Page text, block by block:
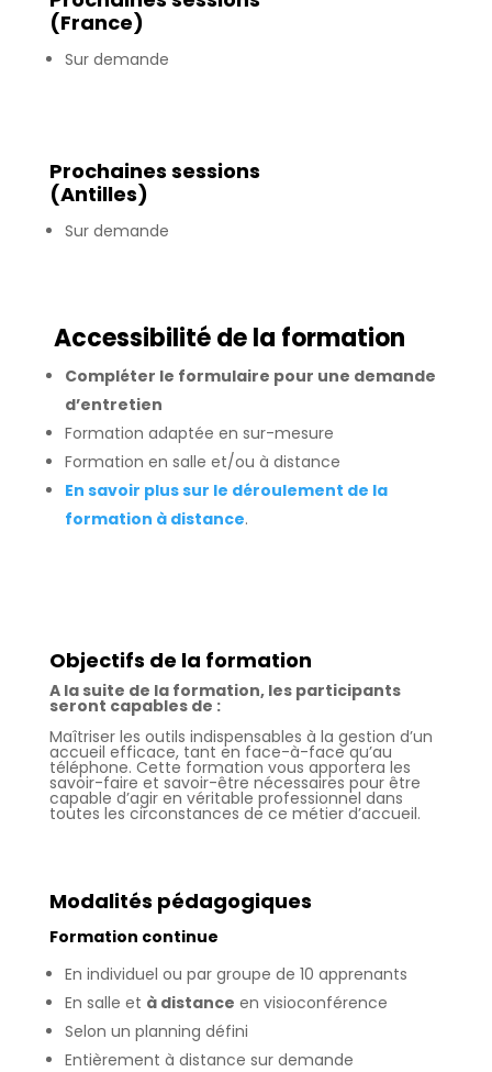
(France)
Sur demande
Prochaines sessions
(Antilles)
Sur demande
Accessibilité de la formation
Compléter le formulaire pour une demande
d’entretien
Formation adaptée en sur-mesure
Formation en salle et/ou à distance
En savoir plus sur le déroulement de la
formation à distance.
Objectifs de la formation
A la suite de la formation, les participants
seront capables de :
Maîtriser les outils indispensables à la gestion d’un
accueil efficace, tant en face-à-face qu’au
téléphone. Cette formation vous apportera les
savoir-faire et savoir-être nécessaires pour être
capable d’agir en véritable professionnel dans
toutes les circonstances de ce métier d’accueil.
Modalités pédagogiques
Formation continue
En individuel ou par groupe de 10 apprenants
En salle et à distance en visioconférence
Selon un planning défini
Entièrement à distance sur demande